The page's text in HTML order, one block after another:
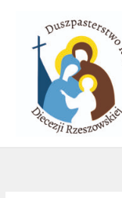
content